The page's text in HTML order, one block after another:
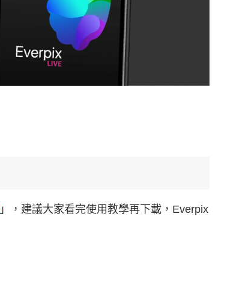
」，建議大家看完使用教學再下載，Everpix